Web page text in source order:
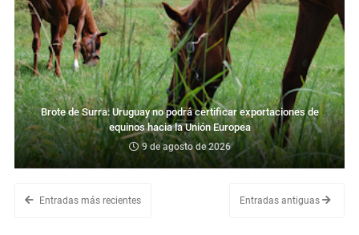
Brote de Surra: Uruguay no podrá certificar exportaciones de
equinos hacia la Unión Europea
9 de agosto de 2026
Entradas más recientes Entradas antiguas